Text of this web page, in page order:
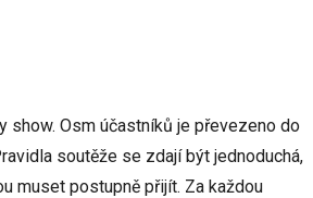
show. Osm účastníků je převezeno do
soutěže se zdají být jednoduchá,
muset postupně přijít. Za každou